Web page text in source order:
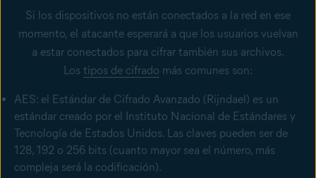
Si los dispositivos no están conectados a la red en ese
momento, el atacante esperará a que los usuarios vuelvan
a estar conectados para cifrar también sus archivos.
Los tipos de cifrado más comunes son:
AES: el Estándar de Cifrado Avanzado (Rijndael) es un
estándar creado por el Instituto Nacional de Estándares y
Tecnología de Estados Unidos. Las claves pueden ser de
128, 192 o 256 bits (cuanto mayor sea el número, más
compleja será la codificación).